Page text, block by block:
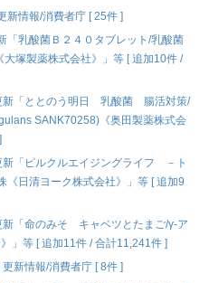
新情報/消費者庁 [ 25件 ]
「乳酸菌Ｂ２４０タブレット/乳酸菌
塚製薬株式会社》」等 [ 追加10件 /
新「ととのう明日 乳酸菌 腸活対策/
SANK70258)《奥田製薬株式会
「ピルクルエイジングライフ －ト
《日清ヨーク株式会社》」等 [ 追加9
「命のみそ キャベツとたまご/γ-ア
」等 [ 追加11件 / 合計11,241件 ]
新情報/消費者庁 [ 8件 ]